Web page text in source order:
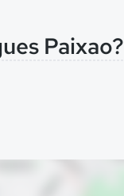
Paixao?